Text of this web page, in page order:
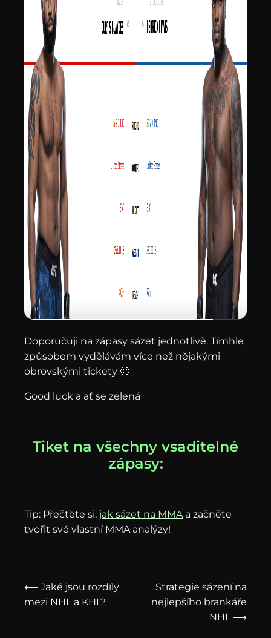
Doporučuji na zápasy sázet jednotlivě. Tímhle
způsobem vydělávám více než nějakými
obrovskými tickety 🙂
Good luck a ať se zelená
Tiket na všechny vsaditelné
zápasy:
Tip: Přečtěte si, jak sázet na MMAa začněte
tvořit své vlastní MMA analýzy!
⟵ Jaké jsou rozdíly
mezi NHL a KHL?
Strategie sázení na
nejlepšího brankáře
NHL ⟶